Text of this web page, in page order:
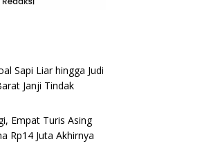
Sapi Liar hingga Judi
Janji Tindak
Empat Turis Asing
Rp14 Juta Akhirnya